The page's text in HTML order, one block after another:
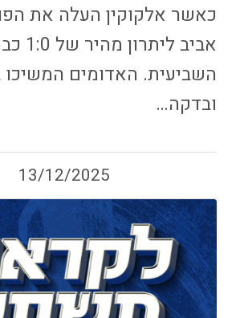
כאשר אלקוקין העלה את
אביב
השביעית. האדומים המשיכו
ובדקה…
13/12/2025